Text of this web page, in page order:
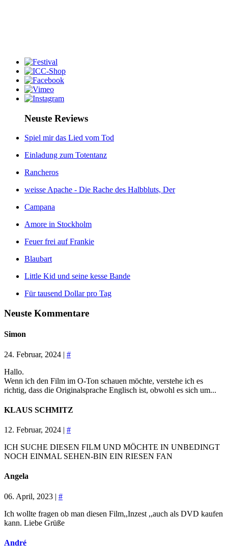
Neuste Reviews
Spiel mir das Lied vom Tod
Einladung zum Totentanz
Rancheros
weisse Apache - Die Rache des Halbbluts, Der
Campana
Amore in Stockholm
Feuer frei auf Frankie
Blaubart
Little Kid und seine kesse Bande
Für tausend Dollar pro Tag
Neuste Kommentare
Simon
24. Februar, 2024 | #
Hallo.
Wenn ich den Film im O-Ton schauen möchte, verstehe ich es
richtig, dass die Originalsprache Englisch ist, obwohl es sich um...
KLAUS SCHMITZ
12. Februar, 2024 | #
ICH SUCHE DIESEN FILM UND MÖCHTE IN UNBEDINGT
NOCH EINMAL SEHEN-BIN EIN RIESEN FAN
Angela
06. April, 2023 | #
Ich wollte fragen ob man diesen Film,,Inzest ,,auch als DVD kaufen
kann. Liebe Grüße
André